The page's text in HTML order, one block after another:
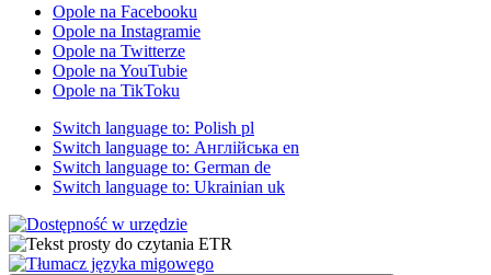
Opole na Facebooku
Opole na Instagramie
Opole na Twitterze
Opole na YouTubie
Opole na TikToku
Switch language to: Polish pl
Switch language to: Англійська en
Switch language to: German de
Switch language to: Ukrainian uk